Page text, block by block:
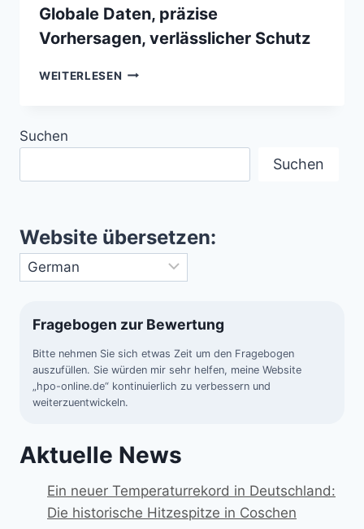
Globale Daten, präzise
Vorhersagen, verlässlicher Schutz
WEITERLESEN GROSSE W
CHUTZ
Suchen
Suchen
Website übersetzen:
Fragebogen zur Bewertung
Bitte nehmen Sie sich etwas Zeit um den Fragebogen
auszufüllen. Sie würden mir sehr helfen, meine Website
„hpo-online.de“ kontinuierlich zu verbessern und
weiterzuentwickeln.
Aktuelle News
Ein neuer Temperaturrekord in Deutschland:
Die historische Hitzespitze in Coschen